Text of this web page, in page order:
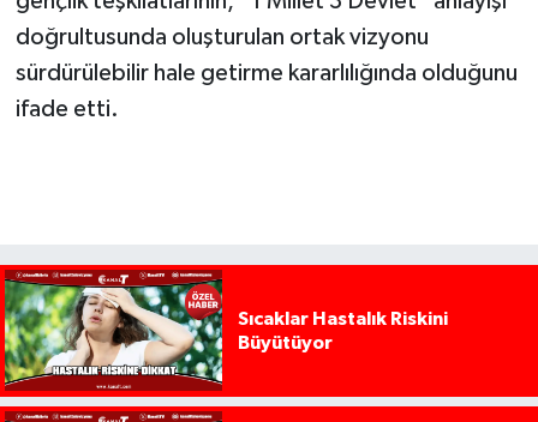
doğrultusunda oluşturulan ortak vizyonu
sürdürülebilir hale getirme kararlılığında olduğunu
ifade etti.
Sıcaklar Hastalık Riskini
Büyütüyor